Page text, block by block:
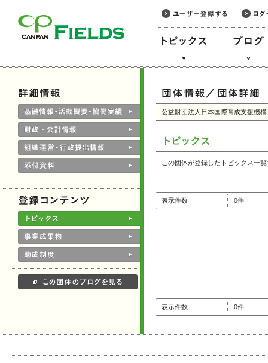
公益財団法人日本国際育成支援機構
この団体が登録したトピックス一
表示件数 0件
表示件数 0件